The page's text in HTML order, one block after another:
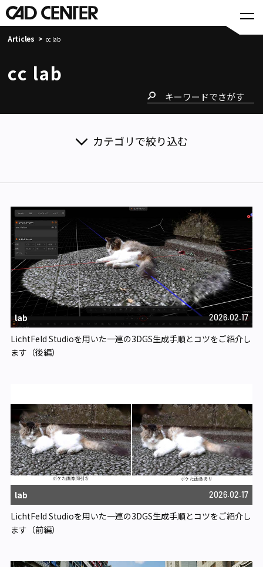
Articles cc lab
cc lab
カテゴリで絞り込む
lab 2026.02.17
LichtFeld Studioを用いた一連の3DGS生成手順とコツをご紹介し
ます（後編）
lab 2026.02.17
LichtFeld Studioを用いた一連の3DGS生成手順とコツをご紹介し
ます（前編）